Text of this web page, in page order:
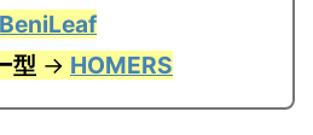
BeniLeaf
型 → HOMERS